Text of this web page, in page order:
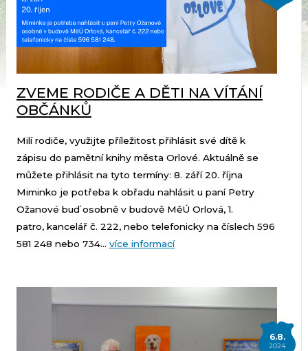
ZVEME RODIČE A DĚTI NA VÍTÁNÍ
OBČÁNKŮ
Milí rodiče, využijte příležitost přihlásit své dítě k
zápisu do pamětní knihy města Orlové. Aktuálně se
můžete přihlásit na tyto termíny: 8. září 20. října
Miminko je potřeba k obřadu nahlásit u paní Petry
Ožanové buď osobně v budově MěÚ Orlová, 1.
patro, kancelář č. 222, nebo telefonicky na číslech 596
581 248 nebo 734... více informací
6.8.
2024